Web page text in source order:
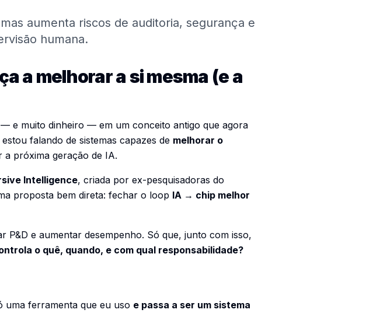
aumenta riscos de auditoria, segurança e
humana.
a melhorar a si mesma (e a
e muito dinheiro — em um conceito antigo que agora
falando de sistemas capazes de melhorar o
a próxima geração de IA.
Intelligence, criada por ex-pesquisadoras do
proposta bem direta: fechar o loop IA → chip melhor
e aumentar desempenho. Só que, junto com isso,
o quê, quando, e com qual responsabilidade?
uma ferramenta que eu uso e passa a ser um sistema